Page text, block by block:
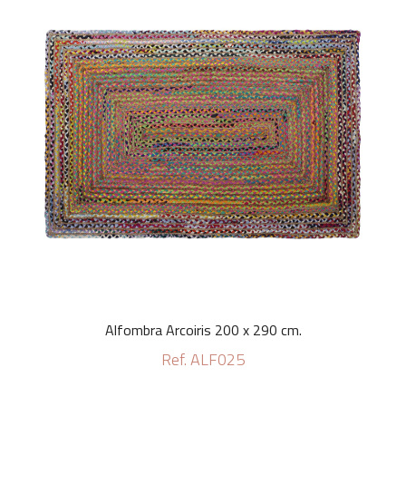
Alfombra Arcoiris 200 x 290 cm.
Ref. ALF025